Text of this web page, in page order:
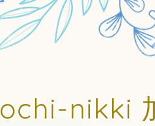
nikki